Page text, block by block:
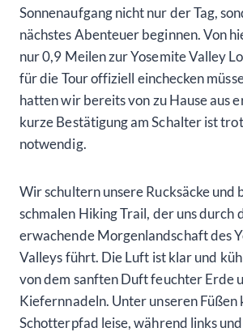
Sonnenaufgang nicht nur der Tag,
nächstes Abenteuer beginnen. Von
nur 0,9 Meilen zur Yosemite Valley
für die Tour offiziell einchecken
hatten wir bereits von zu Hause aus
kurze Bestätigung am Schalter ist
notwendig.
Wir schultern unsere Rucksäcke und
schmalen Hiking Trail, der uns durch
erwachende Morgenlandschaft des
Valleys führt. Die Luft ist klar und
von dem sanften Duft feuchter Erde
Kiefernnadeln. Unter unseren Füßen
Schotterpfad leise, während links